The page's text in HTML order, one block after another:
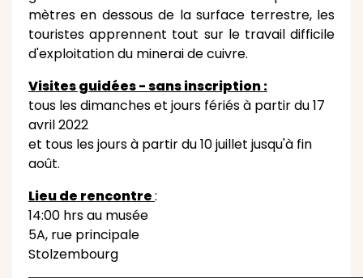
mètres en dessous de la surface terrestre, les
touristes apprennent tout sur le travail difficile
d'exploitation du minerai de cuivre.
Visites guidées - sans inscription :
tous les dimanches et jours fériés à partir du 17
avril 2022
et tous les jours à partir du 10 juillet jusqu'à fin
août.
Lieu de rencontre:
14:00 hrs au musée
5A, rue principale
Stolzembourg